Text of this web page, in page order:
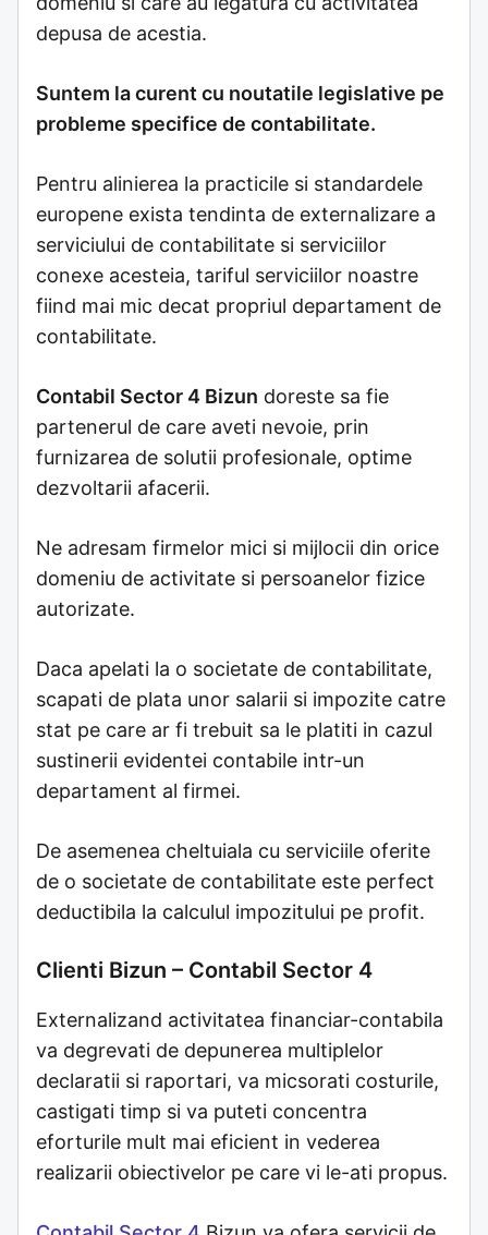
depusa de acestia.
Suntem la curent cu noutatile legislative pe
probleme specifice de contabilitate.
Pentru alinierea la practicile si standardele
europene exista tendinta de externalizare a
serviciului de contabilitate si serviciilor
conexe acesteia, tariful serviciilor noastre
fiind mai mic decat propriul departament de
contabilitate.
Contabil Sector 4 Bizun doreste sa fie
partenerul de care aveti nevoie, prin
furnizarea de solutii profesionale, optime
dezvoltarii afacerii.
Ne adresam firmelor mici si mijlocii din orice
domeniu de activitate si persoanelor fizice
autorizate.
Daca apelati la o societate de contabilitate,
scapati de plata unor salarii si impozite catre
stat pe care ar fi trebuit sa le platiti in cazul
sustinerii evidentei contabile intr-un
departament al firmei.
De asemenea cheltuiala cu serviciile oferite
de o societate de contabilitate este perfect
deductibila la calculul impozitului pe profit.
Clienti Bizun – Contabil Sector 4
Externalizand activitatea financiar-contabila
va degrevati de depunerea multiplelor
declaratii si raportari, va micsorati costurile,
castigati timp si va puteti concentra
eforturile mult mai eficient in vederea
realizarii obiectivelor pe care vi le-ati propus.